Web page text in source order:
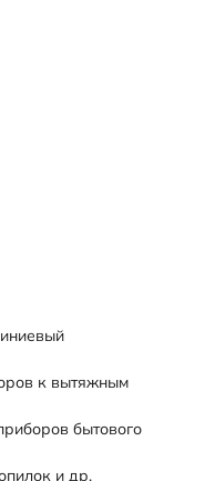
к вытяжным
бытового
и др.